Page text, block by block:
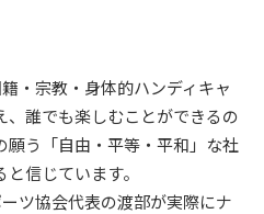
・宗教・身体的ハンディキャ
、誰でも楽しむことができるの
願う「自由・平等・平和」な社
信じています。
ツ協会代表の渡部が実際にナ